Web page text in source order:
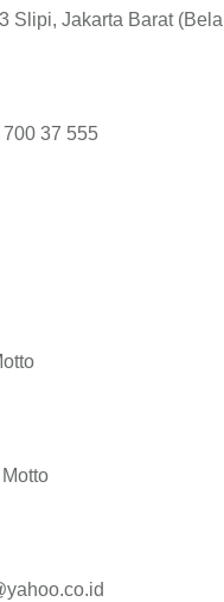
Slipi, Jakarta Barat
37 555